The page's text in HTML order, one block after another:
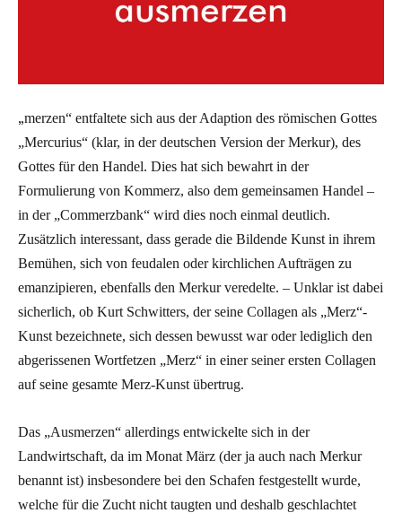
„merzen“ entfaltete sich aus der Adaption des römischen Gottes
„Mercurius“ (klar, in der deutschen Version der Merkur), des
Gottes für den Handel. Dies hat sich bewahrt in der
Formulierung von Kommerz, also dem gemeinsamen Handel –
in der „Commerzbank“ wird dies noch einmal deutlich.
Zusätzlich interessant, dass gerade die Bildende Kunst in ihrem
Bemühen, sich von feudalen oder kirchlichen Aufträgen zu
emanzipieren, ebenfalls den Merkur veredelte. – Unklar ist dabei
sicherlich, ob Kurt Schwitters, der seine Collagen als „Merz“-
Kunst bezeichnete, sich dessen bewusst war oder lediglich den
abgerissenen Wortfetzen „Merz“ in einer seiner ersten Collagen
auf seine gesamte Merz-Kunst übertrug.
Das „Ausmerzen“ allerdings entwickelte sich in der
Landwirtschaft, da im Monat März (der ja auch nach Merkur
benannt ist) insbesondere bei den Schafen festgestellt wurde,
welche für die Zucht nicht taugten und deshalb geschlachtet